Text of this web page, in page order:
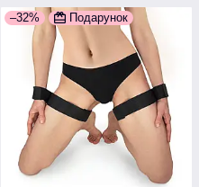
–32% Подарунок